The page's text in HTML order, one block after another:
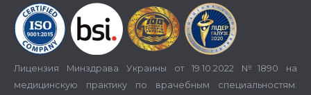
Лицензия Минздрава Украины от 19.10.2022 №1890 на
медицинскую практику по врачебным специальностям: